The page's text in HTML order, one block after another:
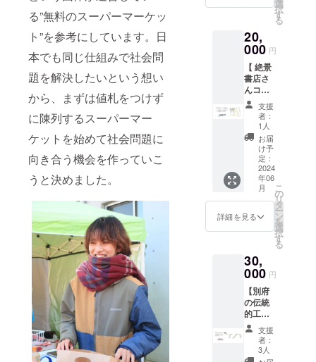
る”無料のスーパーマーケッ
ト”を参考にしています。日
本でも同じ仕組みで社会問
題を解決したいという想い
から、まずは値札をつけず
に陳列するスーパーマー
ケットを始めて社会問題に
向き合う機会を作っていこ
うと決めました。
活動報
告書に
シャル
サンク
スとし
てお名
前を掲
載しま
す。
（ご希
望の方
は購入
の際、
備考欄
に掲載
を希望
ださ
い。記
入がな
い場合
は掲載
できま
せ
ん。）
内容：
グ】 あ
まいろ
商店の
メン
バーが
デザイ
ンした
オリジ
ナルハ
ンカチ
いろ商
店の文
字が
入った
オリジ
ナル玉
を、心
を込め
りいた
しま
す！ 内
容：お
礼メー
ルと活
選
択
す
る
20,
000 円
【 絶景
書店さ
んコラ
ボ！オ
リジナ
ルス
テッ
カー＆
あまい
ろ商店
メン
バーが
デザイ
ン！ハ
ンカチ
さんと
コラ
ボ！普
段使い
できる
玉ねぎ
染めエ
コバッ
グ】
支援
者：
1人
お届
け予
定：
2024
年06
月
詳細を見る
こ
の
リ
タ
ー
ン
を
選
択
す
る
30,
000 円
【別府
の伝統
的工芸
品！沐
朴さん
とコラ
ボ 竹
支援
者：
3人